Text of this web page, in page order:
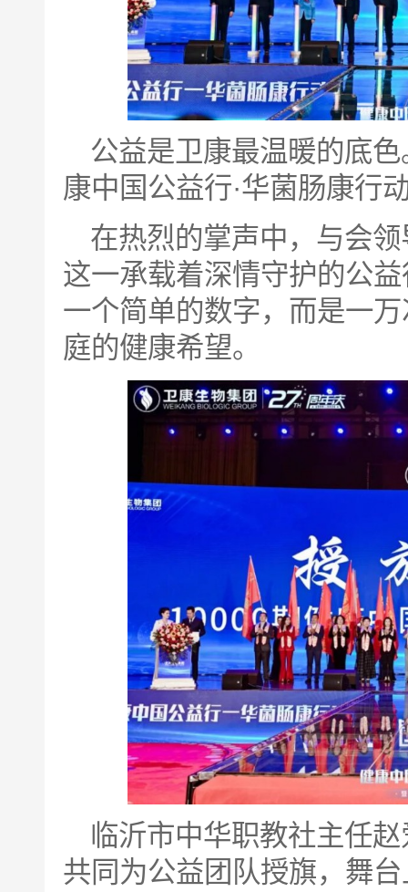
公益是卫康最温暖的底
康中国公益行·华菌肠康行
在热烈的掌声中，与会
这一承载着深情守护的公
一个简单的数字，而是一
庭的健康希望。
临沂市中华职教社主任
共同为公益团队授旗，舞